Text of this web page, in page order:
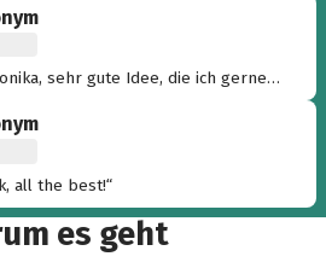
sehr gute Idee, die ich gerne
all the best!“
es geht